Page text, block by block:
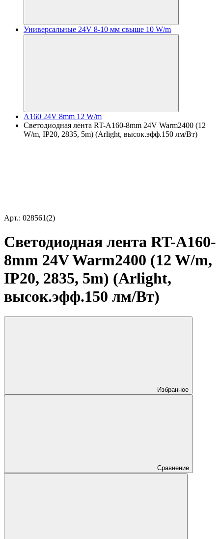
Универсальные 24V 8-10 мм свыше 10 W/m
A160 24V 8mm 12 W/m
Светодиодная лента RT-A160-8mm 24V Warm2400 (12
W/m, IP20, 2835, 5m) (Arlight, высок.эфф.150 лм/Вт)
Арт.: 028561(2)
Светодиодная лента RT-A160-
8mm 24V Warm2400 (12 W/m,
IP20, 2835, 5m) (Arlight,
высок.эфф.150 лм/Вт)
Избранное
Сравнение